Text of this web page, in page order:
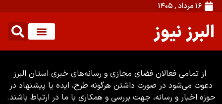
۱۶ مرداد , ۱۴۰۵
البرز نیوز
از تمامی فعالان فضای مجازی و رسانه‌های خبری استان البرز
دعوت می‌شود در صورت داشتن هرگونه طرح، ایده یا پیشنهاد در
حوزه اخبار و رسانه، جهت بررسی و همکاری با ما در ارتباط باشند.